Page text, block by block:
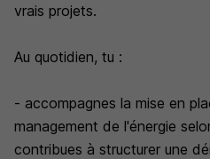
vrais projets.
Au quotidien, tu :
- accompagnes la mise en
management de l'énergie
contribues à structurer une